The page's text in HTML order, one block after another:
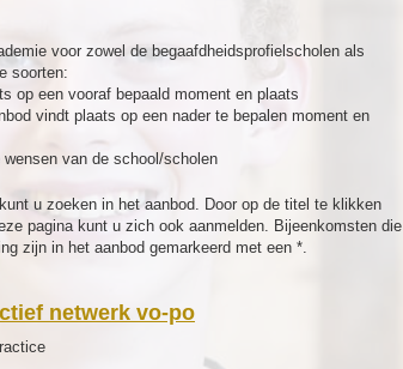
voor zowel de begaafdheidsprofielscholen als
soorten:
op een vooraf bepaald moment en plaats
vindt plaats op een nader te bepalen moment en
van de school/scholen
u zoeken in het aanbod. Door op de titel te klikken
pagina kunt u zich ook aanmelden. Bijeenkomsten die
zijn in het aanbod gemarkeerd met een *.
netwerk vo-po